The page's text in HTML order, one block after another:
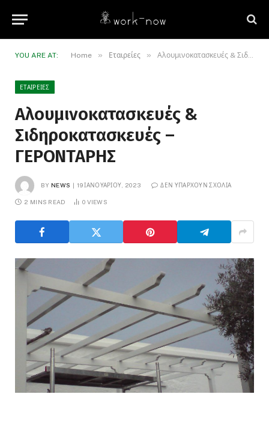
YOU ARE AT: Home » Εταιρείες » Αλουμινοκατασκευές & Σιδηροκατασκευές – ΓΕΡΟΝΤΑΡΗΣ
ΕΤΑΙΡΕΊΕΣ
Αλουμινοκατασκευές &
Σιδηροκατασκευές –
ΓΕΡΟΝΤΑΡΗΣ
BY NEWS 19 ΙΑΝΟΥΑΡΊΟΥ, 2023 ΔΕΝ ΥΠΆΡΧΟΥΝ ΣΧΌΛΙΑ
2 MINS READ 0 VIEWS